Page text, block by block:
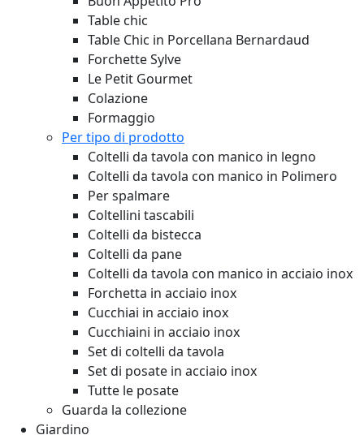
Table chic
Table Chic in Porcellana Bernardaud
Forchette Sylve
Le Petit Gourmet
Colazione
Formaggio
Per tipo di prodotto
Coltelli da tavola con manico in legno
Coltelli da tavola con manico in Polimero
Per spalmare
Coltellini tascabili
Coltelli da bistecca
Coltelli da pane
Coltelli da tavola con manico in acciaio inox
Forchetta in acciaio inox
Cucchiai in acciaio inox
Cucchiaini in acciaio inox
Set di coltelli da tavola
Set di posate in acciaio inox
Tutte le posate
Guarda la collezione
Giardino